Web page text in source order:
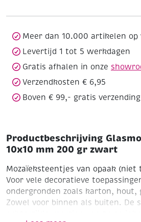
aantal
Meer dan 10.000 artikelen op
Levertijd 1 tot 5 werkdagen
Gratis afhalen in onze
Verzendkosten € 6,95
Boven € 99,- gratis verzending
Productbeschrijving
10x10 mm 200 gr zwart
Mozaïeksteentjes van opaak (niet
Voor vele decoratieve
ondergronden zoals karton, hout,
Zowel voor binnen als buiten. De